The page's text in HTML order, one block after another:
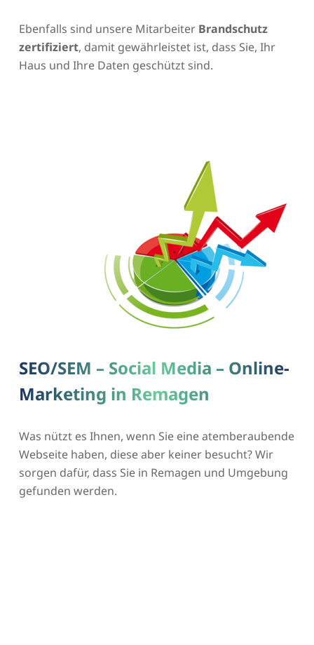
Ebenfalls sind unsere Mitarbeiter Brandschutz
zertifiziert, damit gewährleistet ist, dass Sie, Ihr
Haus und Ihre Daten geschützt sind.
SEO/SEM – Social Media – Online-
Marketing in Remagen
Was nützt es Ihnen, wenn Sie eine atemberaubende
Webseite haben, diese aber keiner besucht? Wir
sorgen dafür, dass Sie in Remagen und Umgebung
gefunden werden.